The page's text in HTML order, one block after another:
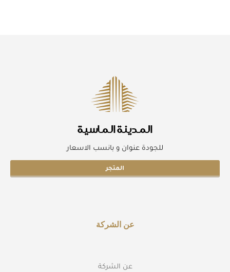
المدينة الماسية
للجودة عنوان و بانسب الاسعار
المتجر
عن الشركة
عن الشركة